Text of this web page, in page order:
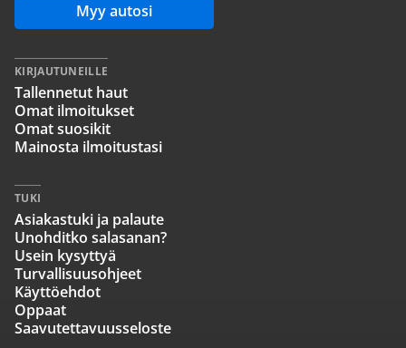
Myy autosi
KIRJAUTUNEILLE
Tallennetut haut
Omat ilmoitukset
Omat suosikit
Mainosta ilmoitustasi
TUKI
Asiakastuki ja palaute
Unohditko salasanan?
Usein kysyttyä
Turvallisuusohjeet
Käyttöehdot
Oppaat
Saavutettavuusseloste